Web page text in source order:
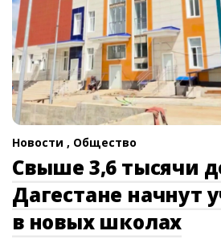
Новости , Общество
Свыше 3,6 тысячи
Дагестане начнут
в новых школах